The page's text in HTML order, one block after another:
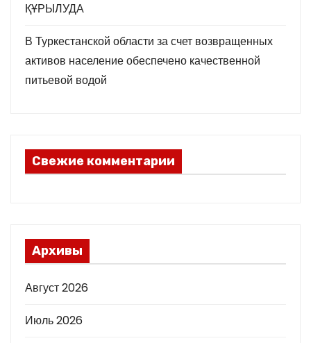
ҚҰРЫЛУДА
В Туркестанской области за счет возвращенных
активов население обеспечено качественной
питьевой водой
Свежие комментарии
Архивы
Август 2026
Июль 2026